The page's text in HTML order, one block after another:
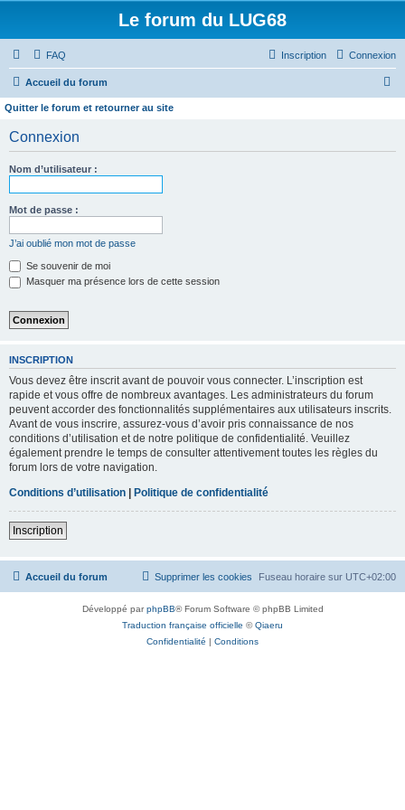
Le forum du LUG68
FAQ Connexion
Inscription
Accueil du forum
Quitter le forum et retourner au site
Connexion
Nom d’utilisateur :
Mot de passe :
J’ai oublié mon mot de passe
Se souvenir de moi
Masquer ma présence lors de cette session
INSCRIPTION
Vous devez être inscrit avant de pouvoir vous connecter. L’inscription est
rapide et vous offre de nombreux avantages. Les administrateurs du forum
peuvent accorder des fonctionnalités supplémentaires aux utilisateurs inscrits.
Avant de vous inscrire, assurez-vous d’avoir pris connaissance de nos
conditions d’utilisation et de notre politique de confidentialité. Veuillez
également prendre le temps de consulter attentivement toutes les règles du
forum lors de votre navigation.
Conditions d’utilisation
Politique de confidentialité
Inscription
Accueil du forum Fuseau horaire sur UTC+02:00
Supprimer les cookies
Développé parphpBB® Forum Software © phpBB Limited
Traduction française officielle ©Qiaeru
Confidentialité | Conditions